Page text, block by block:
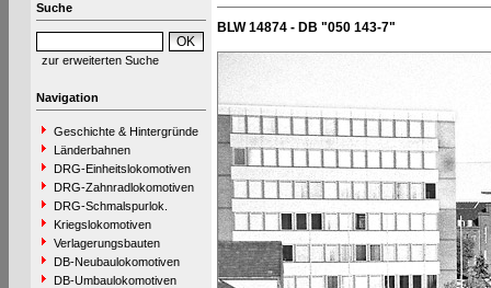
Suche
zur erweiterten Suche
Navigation
Geschichte & Hintergründe
Länderbahnen
DRG-Einheitslokomotiven
DRG-Zahnradlokomotiven
DRG-Schmalspurlok.
Kriegslokomotiven
Verlagerungsbauten
DB-Neubaulokomotiven
DB-Umbaulokomotiven
BLW 14874 - DB "050 143-7"